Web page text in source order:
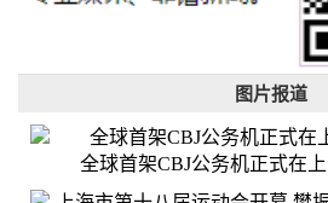
图片报道
全球首架CBJ公务机正式在